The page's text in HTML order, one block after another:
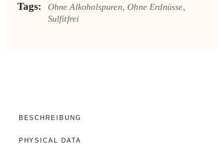
Tags: Ohne Alkoholspuren, Ohne Erdnüsse,
Sulfitfrei
BESCHREIBUNG
PHYSICAL DATA